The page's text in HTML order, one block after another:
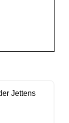
Jettens